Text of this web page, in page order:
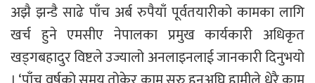
अझै झन्डै साढे पाँच अर्ब रुपैयाँ पूर्वतयारीकाे कामका लागि
खर्च हुने एमसीए नेपालका प्रमुख कार्यकारी अधिकृत
खड्गबहादुर विष्टले उज्यालो अनलाइनलाई जानकारी दिनुभयो